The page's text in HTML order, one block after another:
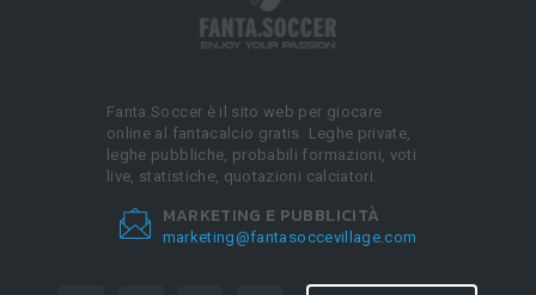
Fanta.Soccer è il sito web per giocare
online al fantacalcio gratis. Leghe private,
leghe pubbliche, probabili formazioni, voti
live, statistiche, quotazioni calciatori.
MARKETING E PUBBLICITÀ
marketing@fantasoccevillage.com